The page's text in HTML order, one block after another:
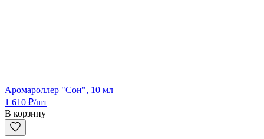
Аромароллер "Сон", 10 мл
1 610 ₽/шт
В корзину